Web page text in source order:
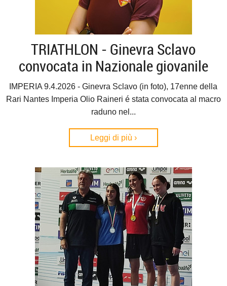
TRIATHLON - Ginevra Sclavo
convocata in Nazionale giovanile
IMPERIA 9.4.2026 - Ginevra Sclavo (in foto), 17enne della
Rari Nantes Imperia Olio Raineri é stata convocata al macro
raduno nel...
Leggi di più ›